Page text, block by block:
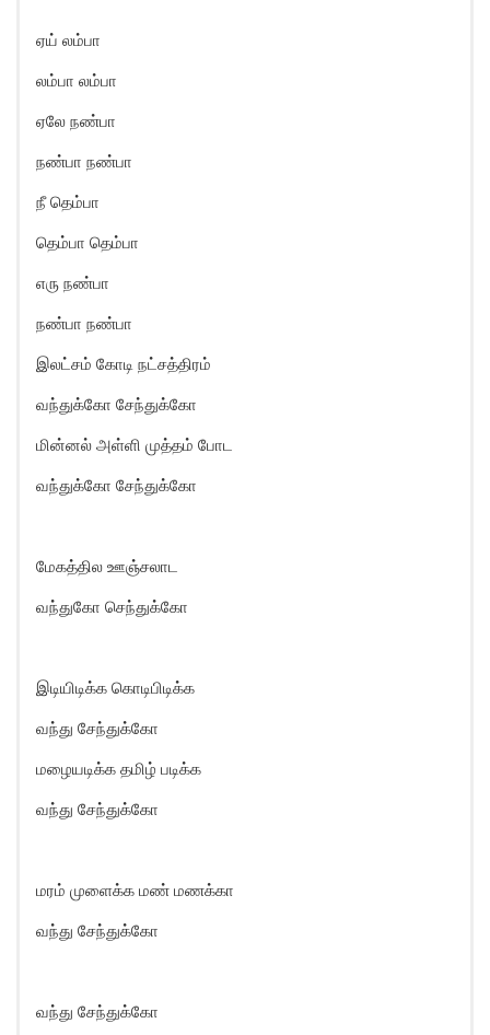
ஏய் லம்பா
லம்பா லம்பா
ஏலே நண்பா
நண்பா நண்பா
நீ தெம்பா
தெம்பா தெம்பா
எரு நண்பா
நண்பா நண்பா
இலட்சம் கோடி நட்சத்திரம்
வந்துக்கோ சேந்துக்கோ
மின்னல் அள்ளி முத்தம் போட
வந்துக்கோ சேந்துக்கோ
மேகத்தில ஊஞ்சலாட
வந்துகோ செந்துக்கோ
இடியிடிக்க கொடிபிடிக்க
வந்து சேந்துக்கோ
மழையடிக்க தமிழ் படிக்க
வந்து சேந்துக்கோ
மரம் முளைக்க மண் மணக்கா
வந்து சேந்துக்கோ
வந்து சேந்துக்கோ